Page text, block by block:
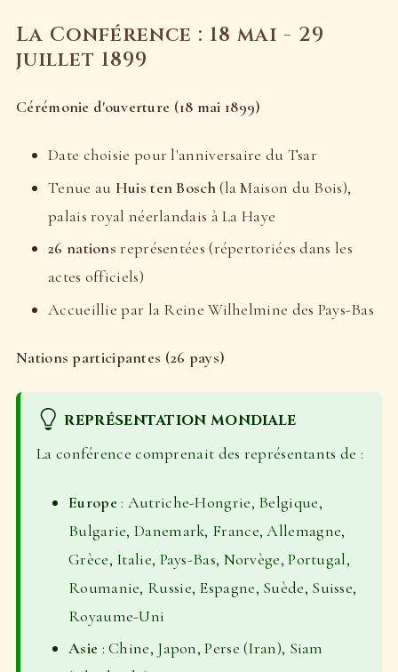
La Conférence : 18 mai - 29
juillet 1899
Cérémonie d'ouverture (18 mai 1899)
Date choisie pour l'anniversaire du Tsar
Tenue au Huis ten Bosch(la Maison du Bois),
palais royal néerlandais à La Haye
26 nations représentées (répertoriées dans les
actes officiels)
Accueillie par la Reine Wilhelmine des Pays-Bas
Nations participantes (26 pays)
REPRÉSENTATION MONDIALE
La conférence comprenait des représentants de :
Europe : Autriche-Hongrie, Belgique,
Bulgarie, Danemark, France, Allemagne,
Grèce, Italie, Pays-Bas, Norvège, Portugal,
Roumanie, Russie, Espagne, Suède, Suisse,
Royaume-Uni
Asie : Chine, Japon, Perse (Iran), Siam